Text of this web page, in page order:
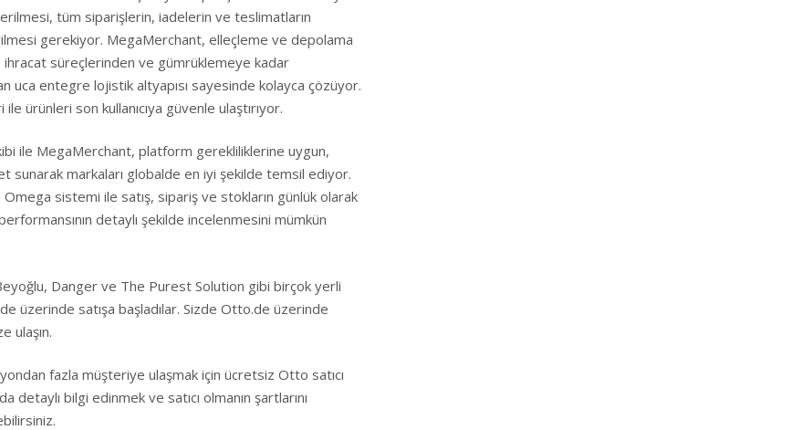
tüm siparişlerin, iadelerin ve teslimatların
gerekiyor. MegaMerchant, elleçleme ve depolama
süreçlerinden ve gümrüklemeye kadar
uca entegre lojistik altyapısı sayesinde kolayca çözüyor.
ürünleri son kullanıcıya güvenle ulaştırıyor.
ile MegaMerchant, platform gerekliliklerine uygun,
sunarak markaları globalde en iyi şekilde temsil ediyor.
Omega sistemi ile satış, sipariş ve stokların günlük olarak
detaylı şekilde incelenmesini mümkün
Danger ve The Purest Solution gibi birçok yerli
üzerinde satışa başladılar. Sizde Otto.de üzerinde
ulaşın.
fazla müşteriye ulaşmak için ücretsiz Otto satıcı
detaylı bilgi edinmek ve satıcı olmanın şartlarını